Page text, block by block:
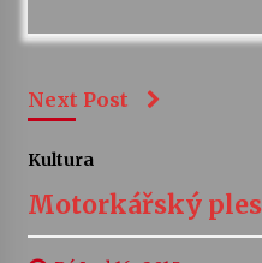
Next Post
Kultura
Motorkářský ples